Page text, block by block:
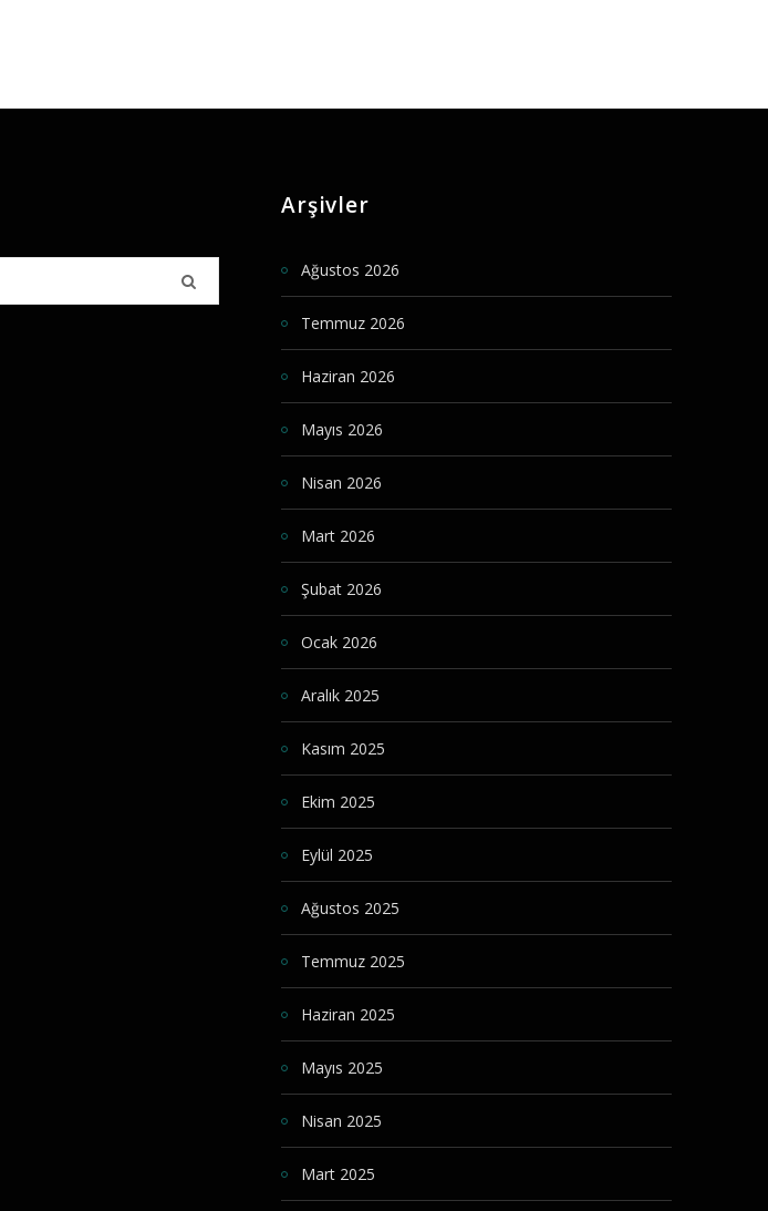
Arşivler
Ağustos 2026
Temmuz 2026
Haziran 2026
Mayıs 2026
Nisan 2026
Mart 2026
Şubat 2026
Ocak 2026
Aralık 2025
Kasım 2025
Ekim 2025
Eylül 2025
Ağustos 2025
Temmuz 2025
Haziran 2025
Mayıs 2025
Nisan 2025
Mart 2025